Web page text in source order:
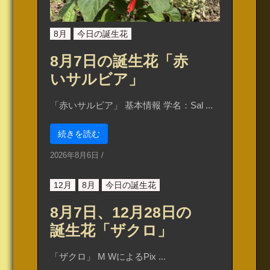
8月 今日の誕生花
8月7日の誕生花「赤
いサルビア」
「赤いサルビア」 基本情報 学名：Sal ...
続きを読む
2026年8月6日 /
12月 8月 今日の誕生花
8月7日、12月28日の
誕生花「ザクロ」
「ザクロ」 M WによるPix ...